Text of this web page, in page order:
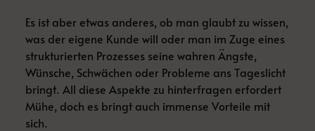
Es ist aber etwas anderes, ob man glaubt zu wissen,
was der eigene Kunde will oder man im Zuge eines
strukturierten Prozesses seine wahren Ängste,
Wünsche, Schwächen oder Probleme ans Tageslicht
bringt. All diese Aspekte zu hinterfragen erfordert
Mühe, doch es bringt auch immense Vorteile mit
sich.